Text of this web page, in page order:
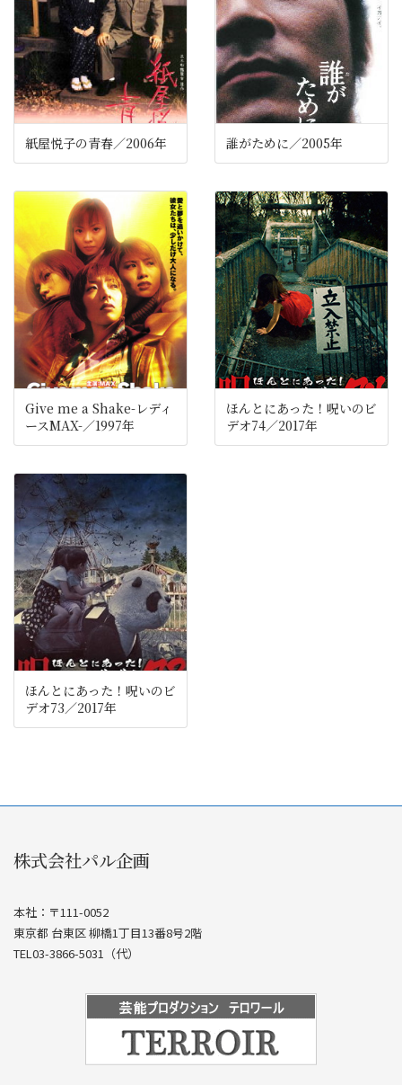
紙屋悦子の青春／2006年 誰がために／2005年
Give me a Shake-レディ
ースMAX-／1997年
ほんとにあった！呪いのビ
デオ74／2017年
ほんとにあった！呪いのビ
デオ73／2017年
株式会社パル企画
本社：〒111-0052
東京都 台東区 柳橋1丁目13番8号2階
TEL03-3866-5031（代）